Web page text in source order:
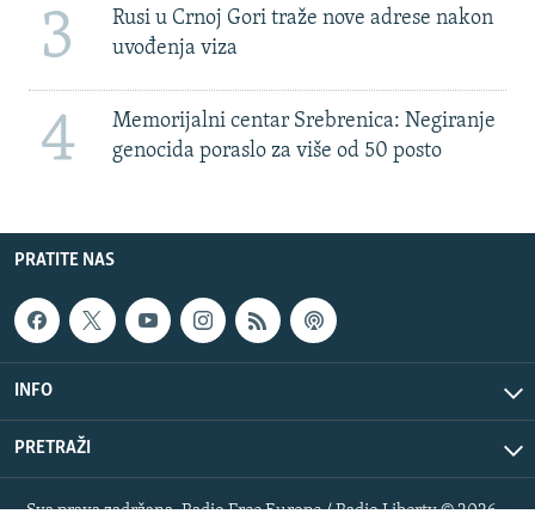
3
Rusi u Crnoj Gori traže nove adrese nakon
uvođenja viza
4
Memorijalni centar Srebrenica: Negiranje
genocida poraslo za više od 50 posto
PRATITE NAS
INFO
PRETRAŽI
Sva prava zadržana. Radio Free Europe / Radio Liberty © 2026